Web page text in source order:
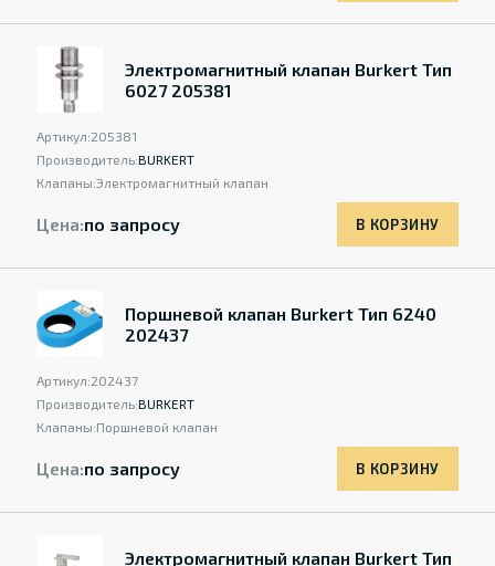
Электромагнитный клапан Burkert Тип
6027 205381
Артикул:205381
Производитель:BURKERT
Клапаны:Электромагнитный клапан
Цена:по запросу В КОРЗИНУ
Поршневой клапан Burkert Тип 6240
202437
Артикул:202437
Производитель:BURKERT
Клапаны:Поршневой клапан
Цена:по запросу В КОРЗИНУ
Электромагнитный клапан Burkert Тип